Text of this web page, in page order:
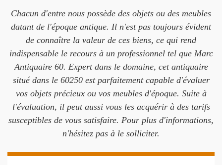
Chacun d'entre nous possède des objets ou des meubles
datant de l'époque antique. Il n'est pas toujours évident
de connaître la valeur de ces biens, ce qui rend
indispensable le recours à un professionnel tel que Marc
Antiquaire 60. Expert dans le domaine, cet antiquaire
situé dans le 60250 est parfaitement capable d'évaluer
vos objets précieux ou vos meubles d'époque. Suite à
l'évaluation, il peut aussi vous les acquérir à des tarifs
susceptibles de vous satisfaire. Pour plus d'informations,
n'hésitez pas à le solliciter.